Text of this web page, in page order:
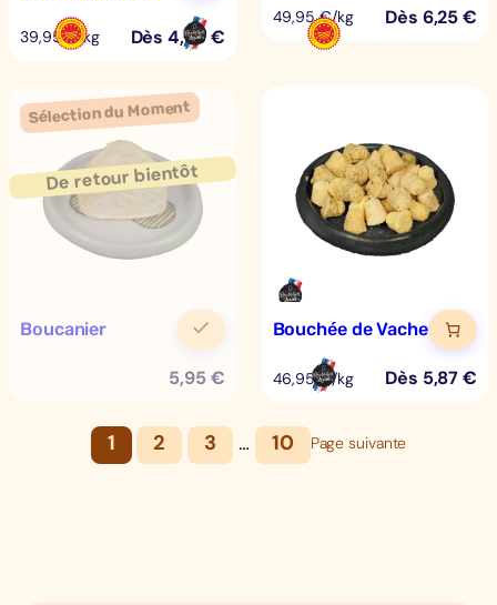
39,95 €/kg Dès4,99€
49,95 €/kg Dès 6,25€
Boucanier
5,95€
Bouchée de Vache
46,95 €/kg Dès 5,87€
1 2 3 … 10 Page suivante